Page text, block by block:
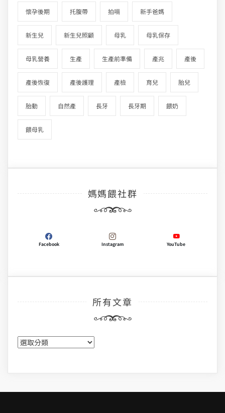
懷孕後期 托腹帶 拍嗝 新手爸媽
新生兒 新生兒照顧 母乳 母乳保存
母乳營養 生產 生產前準備 產兆 產後
產後恢復 產後護理 產檢 育兒 胎兒
胎動 自然產 長牙 長牙期 餵奶
餵母乳
媽媽餵社群
Facebook Instagram YouTube
所有文章
所
有
章